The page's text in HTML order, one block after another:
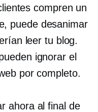
compren un
puede desanimar
leer tu blog.
ignorar el
por completo.
ahora al final de